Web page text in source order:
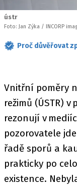
ústr
Foto: Jan Zýka / INCORP
Proč důvěřovat
Vnitřní poměry
režimů (ÚSTR)
rezonují v
pozorovatele
řadě sporů a
prakticky po
existence.